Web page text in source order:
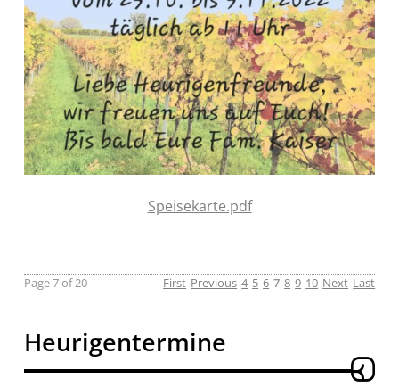
Speisekarte.pdf
Page 7 of 20 First Previous 4 5 6 7 8 9 10 Next Last
Heurigentermine